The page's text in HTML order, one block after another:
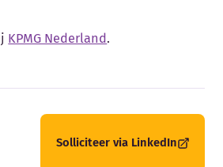
KPMG Nederland .
Solliciteer via LinkedIn